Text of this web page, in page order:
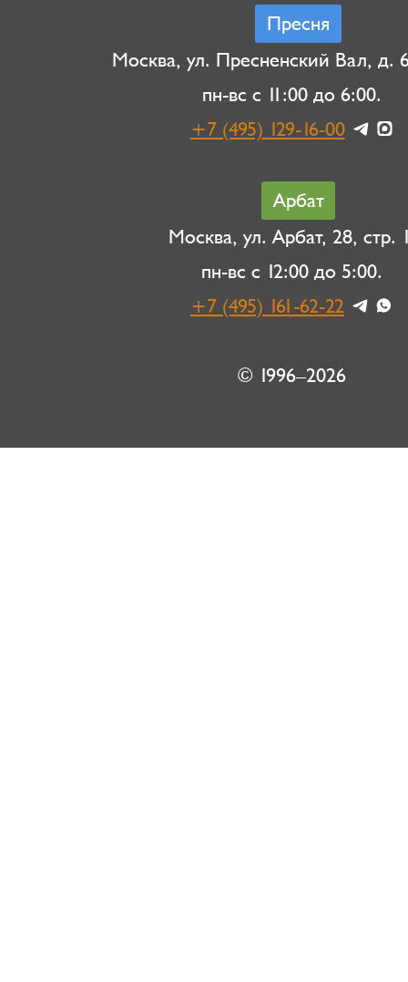
Пресня
Москва, ул. Пресненский Вал, д.
пн-вс с 11:00 до 6:00.
+7 (495) 129-16-00
Арбат
Москва, ул. Арбат, 28, стр.
пн-вс с 12:00 до 5:00.
+7 (495) 161-62-22
© 1996–2026